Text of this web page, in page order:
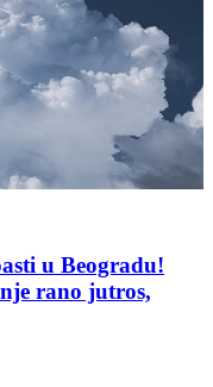
u Beogradu!
rano jutros,